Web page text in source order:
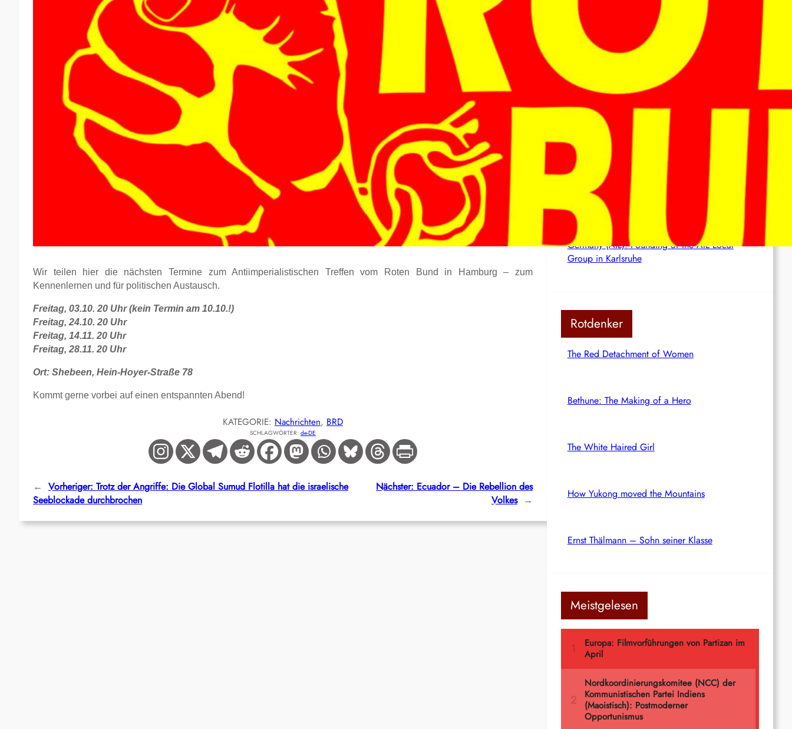
Wir teilen hier die nächsten Termine zum Antiimperialistischen Treffen vom Roten Bund in Hamburg – zum
Kennenlernen und für politischen Austausch.
Freitag, 03.10. 20 Uhr (kein Termin am 10.10.!)
Freitag, 24.10. 20 Uhr
Freitag, 14.11. 20 Uhr
Freitag, 28.11. 20 Uhr
Ort: Shebeen, Hein-Hoyer-Straße 78
Kommt gerne vorbei auf einen entspannten Abend!
KATEGORIE: Nachrichten, BRD
SCHLAGWÖRTER: de-DE
← Vorheriger: Trotz der Angriffe: Die Global Sumud Flotilla hat die israelische
Seeblockade durchbrochen
Nächster: Ecuador – Die Rebellion des
Volkes →
France (AIL): AIL action in several cities
Brasil (AIL): Bomb Bearing AntiImperialist
Messages Explodes at Havan’s ‘Statue of
Liberty’ in Maceió; Luciano Hang Alleges
Netherlands (AIL): Emergency Joint Statement
– Free comrade Misir Besra!
Germany (AIL): Founding of the AIL Local
Group in Karlsruhe
Rotdenker
The Red Detachment of Women
Bethune: The Making of a Hero
The White Haired Girl
How Yukong moved the Mountains
Ernst Thälmann – Sohn seiner Klasse
Meistgelesen